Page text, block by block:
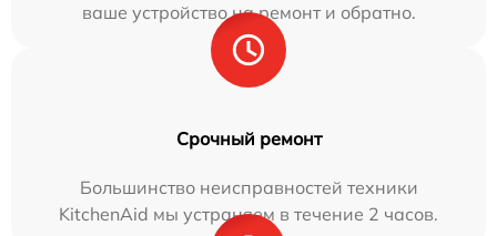
ваше устройство на ремонт и обратно.
Срочный ремонт
Большинство неисправностей техники
KitchenAid мы устраняем в течение 2 часов.